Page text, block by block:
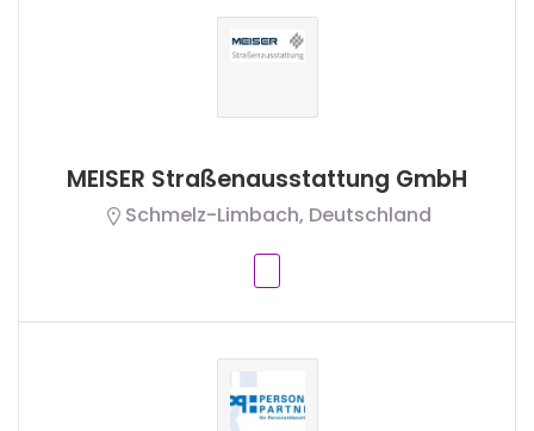
MEISER Straßenausstattung GmbH
Schmelz-Limbach, Deutschland